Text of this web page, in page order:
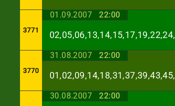
3771
01.09.2007 22:00
02,05,06,13,14,15,17,19,22,24,
3770
31.08.2007 22:00
01,02,09,14,18,31,37,39,43,45,
30.08.2007 22:00